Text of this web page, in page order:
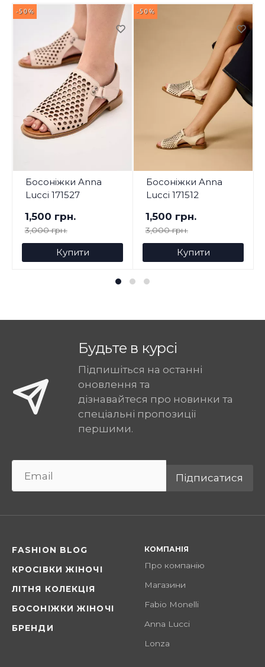
-50%
Босоніжки Anna
Lucci 171527
1,500 грн.
3,000 грн.
Купити
-50%
Босоніжки Anna
Lucci 171512
1,500 грн.
3,000 грн.
Купити
Будьте в курсі
Підпишіться на останні
оновлення та
дізнавайтеся про новинки та
спеціальні пропозиції
першими.
Підписатися
FASHION BLOG
КРОСІВКИ ЖІНОЧІ
ЛІТНЯ КОЛЕКЦІЯ
БОСОНІЖКИ ЖІНОЧІ
БРЕНДИ
КОМПАНІЯ
Про компанію
Магазини
Fabio Monelli
Anna Lucci
Lonza